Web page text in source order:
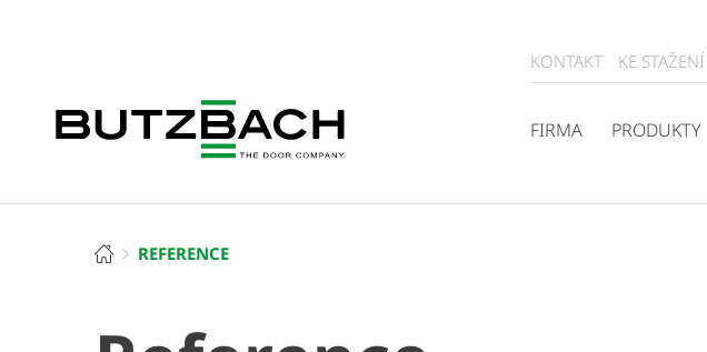
KONTAKT KE STAŽENÍ
FIRMA PRODUKTY
REFERENCE